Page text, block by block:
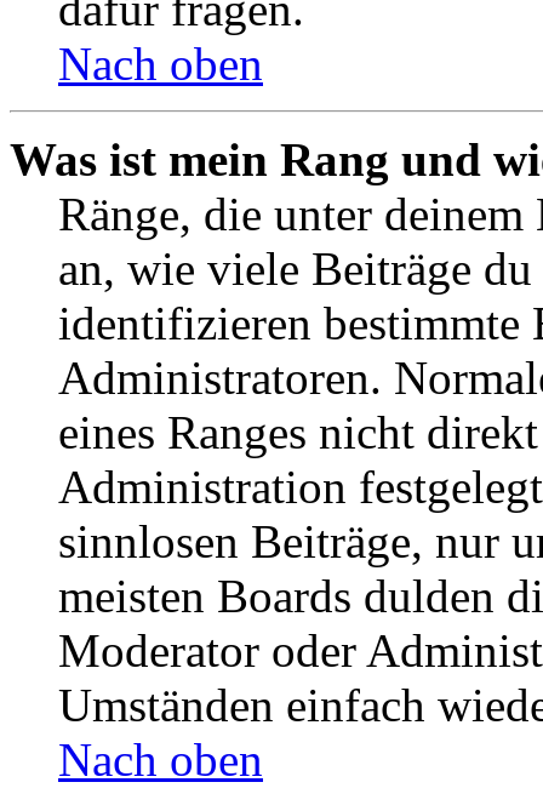
Nach oben
Was ist mein Rang und
Ränge, die unter deinem
an, wie viele Beiträge
identifizieren bestimmte
Administratoren.
eines Ranges nicht
Administration
sinnlosen Beiträge, nur
meisten Boards dulden
Moderator oder
Umständen einfach
Nach oben